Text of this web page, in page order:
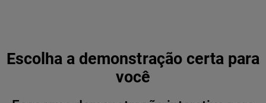
Escolha a demonstração certa para
você